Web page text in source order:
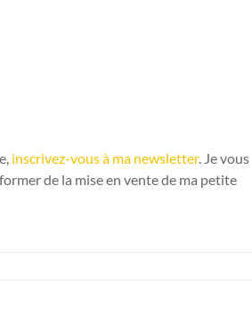
inscrivez-vous à ma newsletter. Je vous
de la mise en vente de ma petite